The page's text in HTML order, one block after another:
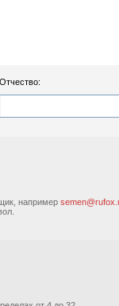
Отчество:
например